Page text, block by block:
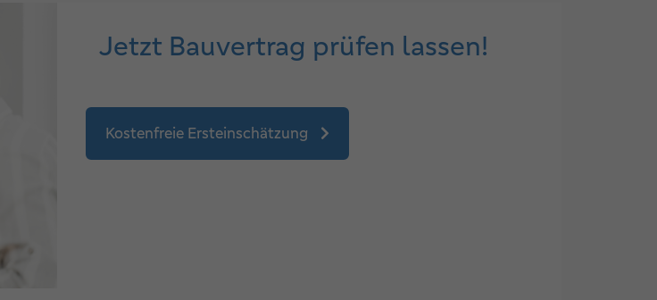
Jetzt Bauvertrag prüfen lassen!
Kostenfreie Ersteinschätzung